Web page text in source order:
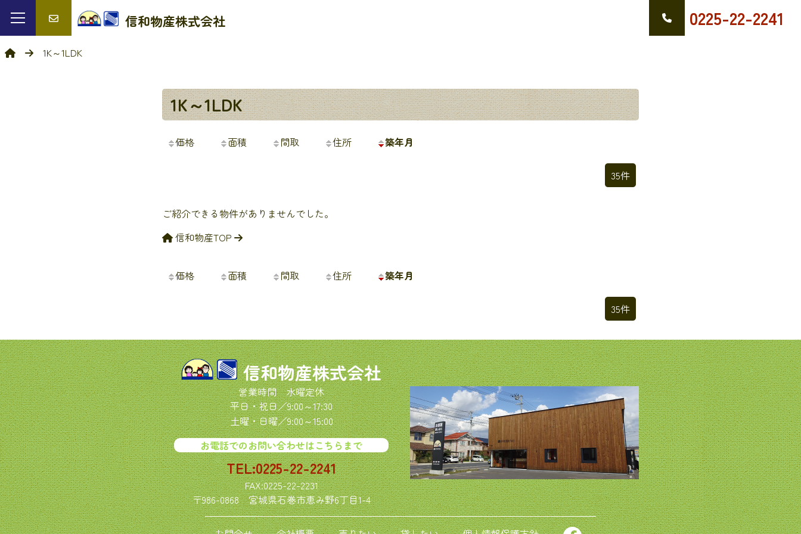
信和物産株式会社 0225-22-2241
1K～1LDK
1K～1LDK
価格 面積 間取 住所 築年月
35件
ご紹介できる物件がありませんでした。
信和物産TOP
価格 面積 間取 住所 築年月
35件
信和物産株式会社
営業時間 水曜定休
平日・祝日／9:00～17:30
土曜・日曜／9:00～15:00
お電話でのお問い合わせはこちらまで
TEL:0225-22-2241
FAX:0225-22-2231
〒986-0868宮城県石巻市恵み野6丁目1-4